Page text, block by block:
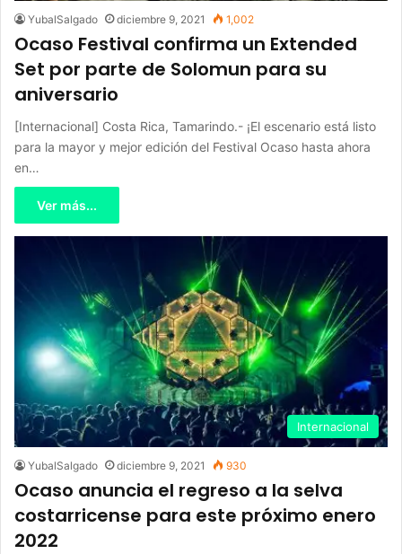
YubalSalgado diciembre 9, 2021 1,002
Ocaso Festival confirma un Extended
Set por parte de Solomun para su
aniversario
[Internacional] Costa Rica, Tamarindo.- ¡El escenario está listo
para la mayor y mejor edición del Festival Ocaso hasta ahora
en…
Ver más...
Internacional
YubalSalgado diciembre 9, 2021 930
Ocaso anuncia el regreso a la selva
costarricense para este próximo enero
2022